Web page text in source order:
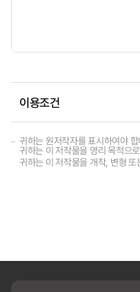
이용조건
귀하는 원저작자를 표시하여야
귀하는 이 저작물을 영리 목적으
귀하는 이 저작물을 개작, 변형